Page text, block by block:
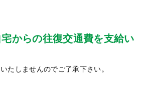
からの往復交通費を支給い
たしませんのでご了承下さい。